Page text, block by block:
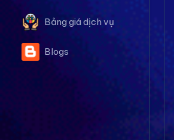
Bảng giá dịch vụ
Blogs